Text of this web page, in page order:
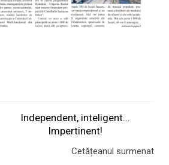
Independent, inteligent...
Impertinent!
Cetățeanul surmenat